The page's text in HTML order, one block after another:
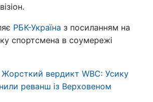
РБК-Україна з посиланням на
спортсмена в соумережі
Жорсткий вердикт WBC: Усику
реванш із Верховеном